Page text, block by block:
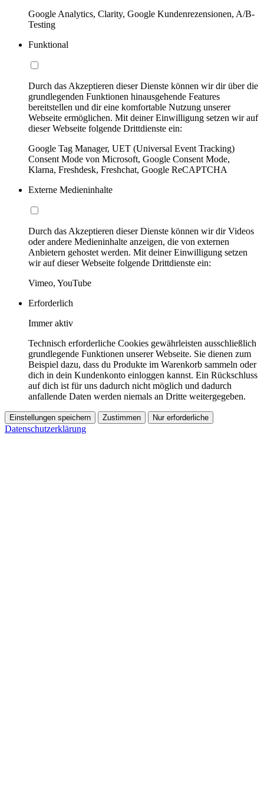
Google Analytics, Clarity, Google Kundenrezensionen, A/B-
Testing
Funktional
Durch das Akzeptieren dieser Dienste können wir dir über die
grundlegenden Funktionen hinausgehende Features
bereitstellen und dir eine komfortable Nutzung unserer
Webseite ermöglichen. Mit deiner Einwilligung setzen wir auf
dieser Webseite folgende Drittdienste ein:
Google Tag Manager, UET (Universal Event Tracking)
Consent Mode von Microsoft, Google Consent Mode,
Klarna, Freshdesk, Freshchat, Google ReCAPTCHA
Externe Medieninhalte
Durch das Akzeptieren dieser Dienste können wir dir Videos
oder andere Medieninhalte anzeigen, die von externen
Anbietern gehostet werden. Mit deiner Einwilligung setzen
wir auf dieser Webseite folgende Drittdienste ein:
Vimeo, YouTube
Erforderlich
Immer aktiv
Technisch erforderliche Cookies gewährleisten ausschließlich
grundlegende Funktionen unserer Webseite. Sie dienen zum
Beispiel dazu, dass du Produkte im Warenkorb sammeln oder
dich in dein Kundenkonto einloggen kannst. Ein Rückschluss
auf dich ist für uns dadurch nicht möglich und dadurch
anfallende Daten werden niemals an Dritte weitergegeben.
Einstellungen speichern Zustimmen Nur erforderliche
Datenschutzerklärung